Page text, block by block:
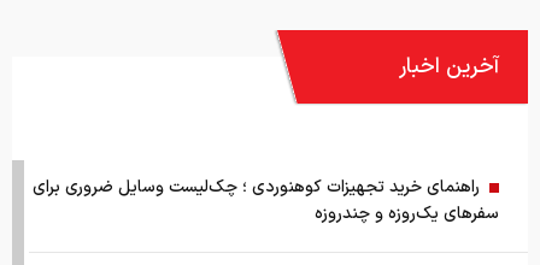
آخرین اخبار
راهنمای خرید تجهیزات کوهنوردی ؛ چک‌لیست وسایل ضروری برای
سفرهای یک‌روزه و چندروزه